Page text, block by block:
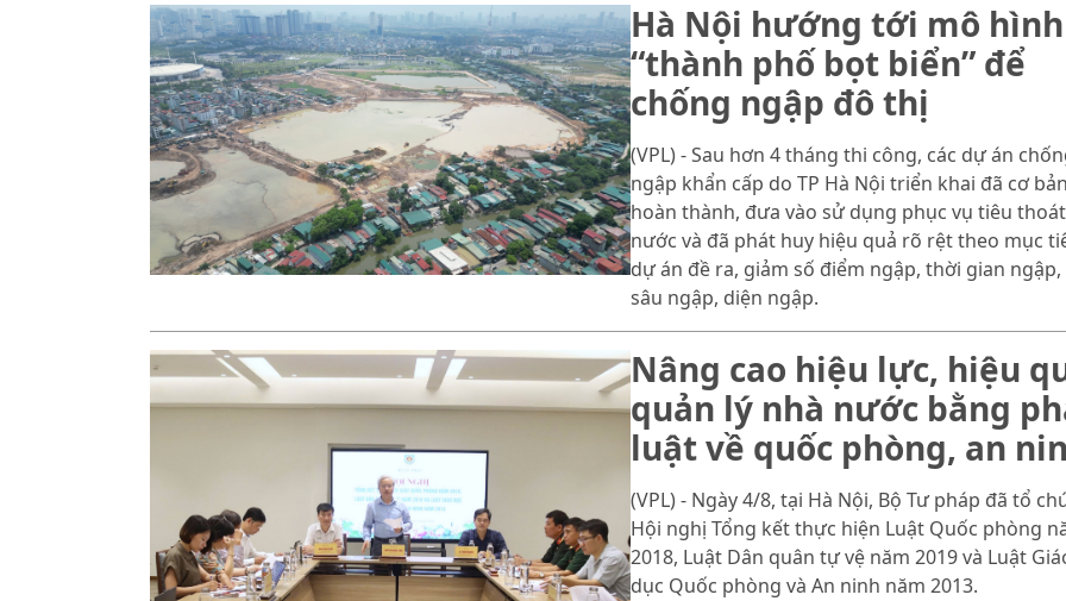
Hà Nội hướng tới mô hình
“thành phố bọt biển” để
chống ngập đô thị
(VPL) - Sau hơn 4 tháng thi công, các dự án
ngập khẩn cấp do TP Hà Nội triển khai đã cơ bản
hoàn thành, đưa vào sử dụng phục vụ tiêu thoát
nước và đã phát huy hiệu quả rõ rệt theo mục
dự án đề ra, giảm số điểm ngập, thời gian ngập,
sâu ngập, diện ngập.
Nâng cao hiệu lực, hiệu
quản lý nhà nước bằng
luật về quốc phòng, an
(VPL) - Ngày 4/8, tại Hà Nội, Bộ Tư pháp đã tổ
Hội nghị Tổng kết thực hiện Luật Quốc phòng
2018, Luật Dân quân tự vệ năm 2019 và Luật
dục Quốc phòng và An ninh năm 2013.